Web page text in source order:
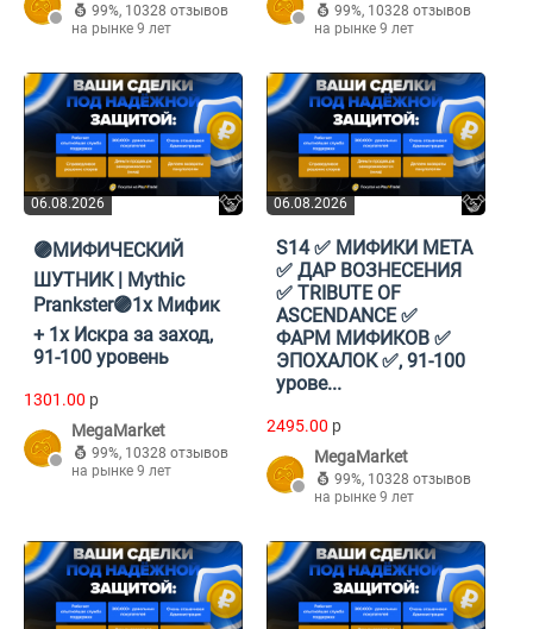
99%, 10328 отзывов
на рынке 9 лет
99%, 10328 отзывов
на рынке 9 лет
06.08.2026
🟣МИФИЧЕСКИЙ
ШУТНИК | Mythic
Prankster🟣1x Мифик
+ 1x Искра за заход,
91-100 уровень
1301.00 p
MegaMarket
99%, 10328 отзывов
на рынке 9 лет
06.08.2026
S14 ✅ МИФИКИ МЕТА
✅ ДАР ВОЗНЕСЕНИЯ
✅ TRIBUTE OF
ASCENDANCE ✅
ФАРМ МИФИКОВ ✅
ЭПОХАЛОК ✅, 91-100
урове...
2495.00 p
MegaMarket
99%, 10328 отзывов
на рынке 9 лет